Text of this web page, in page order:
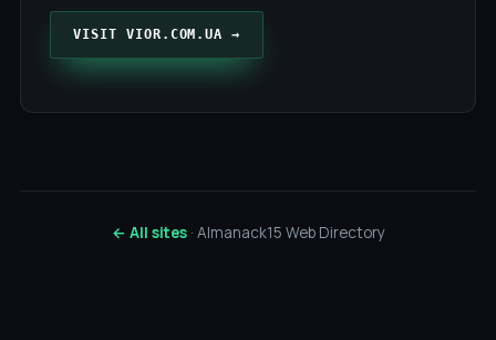
VISIT VIOR.COM.UA →
← All sites· Almanack15 Web Directory